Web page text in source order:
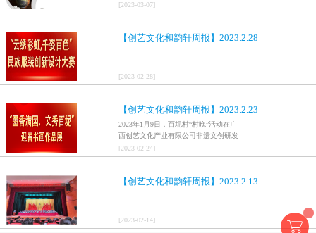
[2023-03-07]
【创艺文化和韵轩周报】2023.2.28
[2023-02-28]
【创艺文化和韵轩周报】2023.2.23
2023年1月9日，百坭村“村晚”活动在广
西创艺文化产业有限公司非遗文创研发
基地、百色市乐业县百坭壮族织布技艺
传承创意基地正式开启，活动紧扣“启航
村特色设计舞美，突出乡村文艺新体
[2023-02-24]
【创艺文化和韵轩周报】2023.2.13
[2023-02-14]